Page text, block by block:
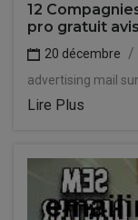
12
pro gratuit avis
20 décembre
advertising mail
Lire Plus